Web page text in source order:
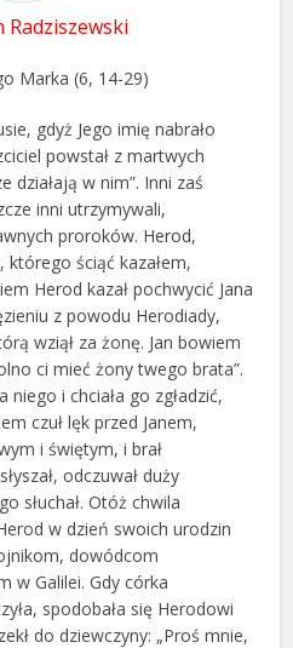
Radziszewski
Marka (6, 14-29)
gdyż Jego imię nabrało
powstał z martwych
działają w nim”. Inni zaś
inni utrzymywali,
proroków. Herod,
którego ściąć kazałem,
Herod kazał pochwycić Jana
z powodu Herodiady,
wziął za żonę. Jan bowiem
ci mieć żony twego brata”.
niego i chciała go zgładzić,
czuł lęk przed Janem,
i świętym, i brał
odczuwał duży
słuchał. Otóż chwila
w dzień swoich urodzin
dowódcom
w Galilei. Gdy córka
spodobała się Herodowi
do dziewczyny: „Proś mnie,